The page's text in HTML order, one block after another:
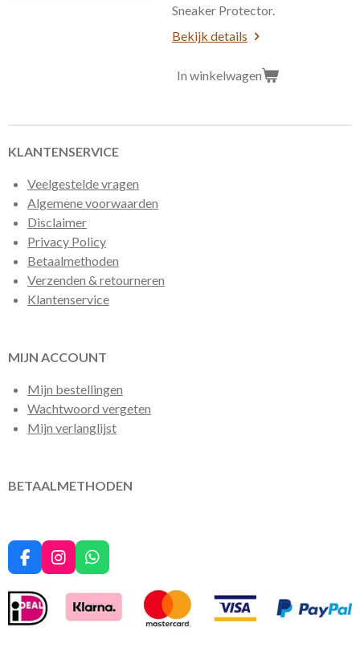
Sneaker Protector.
Bekijk details
In winkelwagen
KLANTENSERVICE
Veelgestelde vragen
Algemene voorwaarden
Disclaimer
Privacy Policy
Betaalmethoden
Verzenden & retourneren
Klantenservice
MIJN ACCOUNT
Mijn bestellingen
Wachtwoord vergeten
Mijn verlanglijst
BETAALMETHODEN
F
a
c
e
b
I
n
W
h
a
t
s